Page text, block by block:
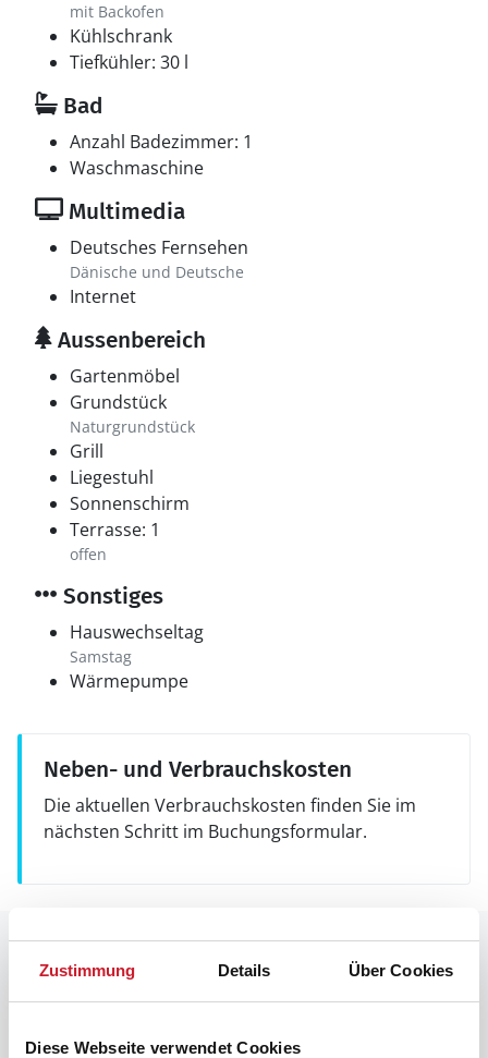
Zustimmung Details Über Cookies
Diese Webseite verwendet Cookies
mit Backofen
Kühlschrank
Tiefkühler: 30 l
Bad
Anzahl Badezimmer: 1
Waschmaschine
Multimedia
Deutsches Fernsehen
Dänische und Deutsche
Internet
Aussenbereich
Gartenmöbel
Grundstück
Naturgrundstück
Grill
Liegestuhl
Sonnenschirm
Terrasse: 1
offen
Sonstiges
Hauswechseltag
Samstag
Wärmepumpe
Neben- und Verbrauchskosten
Die aktuellen Verbrauchskosten finden Sie im
nächsten Schritt im Buchungsformular.